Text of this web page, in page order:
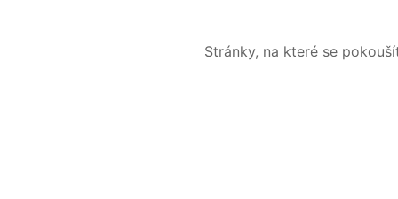
Stránky, na které se